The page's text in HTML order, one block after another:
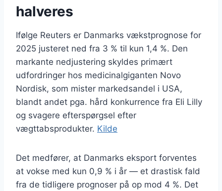
halveres
Ifølge Reuters er Danmarks vækstprognose for
2025 justeret ned fra 3 % til kun 1,4 %. Den
markante nedjustering skyldes primært
udfordringer hos medicinalgiganten Novo
Nordisk, som mister markedsandel i USA,
blandt andet pga. hård konkurrence fra Eli Lilly
og svagere efterspørgsel efter
vægttabsprodukter. Kilde
Det medfører, at Danmarks eksport forventes
at vokse med kun 0,9 % i år — et drastisk fald
fra de tidligere prognoser på op mod 4 %. Det